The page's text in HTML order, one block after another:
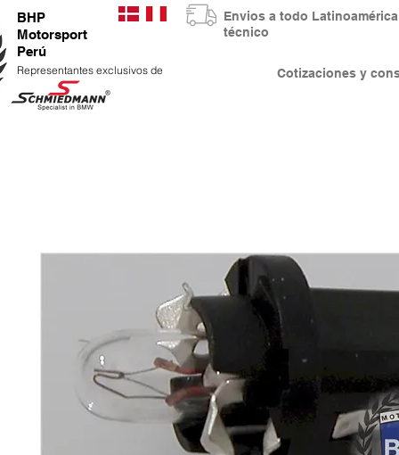
BHP
Motorsport
Perú
Representantes exclusivos de Cotizaciones y
Envios a todo
técnico